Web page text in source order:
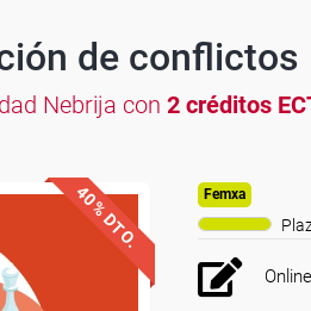
de conflictos
Nebrija con 2 créditos
40% DTO. Femxa